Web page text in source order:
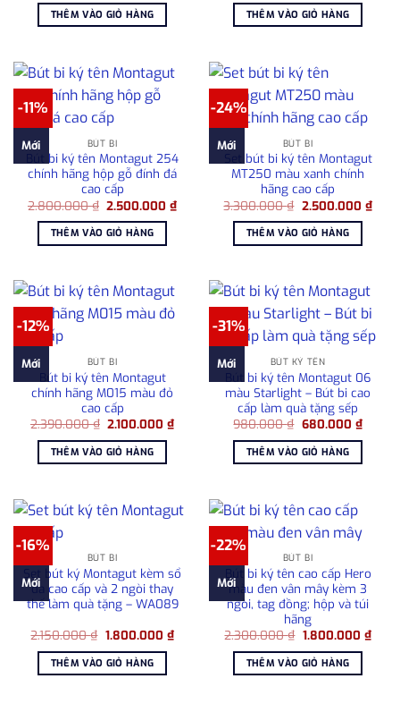
là:
2.950.000 ₫.
THÊM VÀO GIỎ HÀNG là:
2.150.000 ₫.
THÊM VÀO GIỎ HÀNG
-11%
Mới BÚT BI
Bút bi ký tên Montagut 254
chính hãng hộp gỗ đính đá
cao cấp
2.800.000₫ Giá
là:
2.800.000 ₫.
2.500.000₫Giá
hiện
2.500.000 ₫.
THÊM VÀO GIỎ HÀNG
-24%
Mới BÚT BI
Set bút bi ký tên Montagut
MT250 màu xanh chính
hãng cao cấp
3.300.000₫ Giá
là:
3.300.000 ₫.
2.500.000 ₫Giá
hiện
THÊM VÀO GIỎ HÀNG
-12%
Mới BÚT BI
Bút bi ký tên Montagut
chính hãng M015 màu đỏ
cao cấp
2.390.000₫ Giá
là:
2.390.000 ₫.
2.100.000₫Giá
hiện
2.100.000 ₫.
THÊM VÀO GIỎ HÀNG
-31%
Mới BÚT KÝ TÊN
Bút bi ký tên Montagut 06
màu Starlight – Bút bi cao
cấp làm quà tặng sếp
980.000₫ Giá
là:
980.000 ₫.
680.000 ₫Giá
hiện
THÊM VÀO GIỎ HÀNG
-16%
Mới
BÚT BI
Set bút ký Montagut kèm sổ
da cao cấp và 2 ngòi thay
thế làm quà tặng – WA089
2.150.000₫ Giá
là:
2.150.000 ₫.
1.800.000 ₫Giá
hiện
1.800.000 ₫.
THÊM VÀO GIỎ HÀNG
-22%
Mới
BÚT BI
Bút bi ký tên cao cấp Hero
màu đen vân mây kèm 3
ngòi, tag đồng; hộp và túi
hãng
2.300.000₫ Giá
là:
2.300.000 ₫.
1.800.000 ₫Giá
hiện
THÊM VÀO GIỎ HÀNG